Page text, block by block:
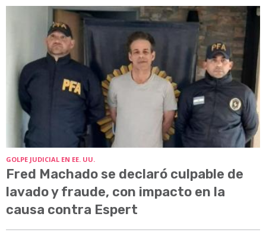
GOLPE JUDICIAL EN EE. UU.
Fred Machado se declaró culpable de
lavado y fraude, con impacto en la
causa contra Espert